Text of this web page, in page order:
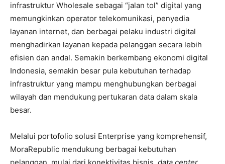
infrastruktur Wholesale sebagai “jalan tol” digital yang
memungkinkan operator telekomunikasi, penyedia
layanan internet, dan berbagai pelaku industri digital
menghadirkan layanan kepada pelanggan secara lebih
efisien dan andal. Semakin berkembang ekonomi digital
Indonesia, semakin besar pula kebutuhan terhadap
infrastruktur yang mampu menghubungkan berbagai
wilayah dan mendukung pertukaran data dalam skala
besar.
Melalui portofolio solusi Enterprise yang komprehensif,
MoraRepublic mendukung berbagai kebutuhan